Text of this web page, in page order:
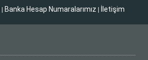
| Banka Hesap Numaralarımız | İletişim